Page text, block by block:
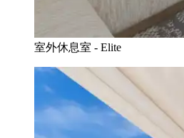
室外休息室 - Elite